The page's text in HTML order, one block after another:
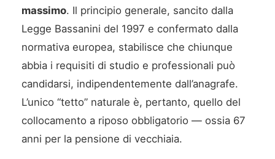
massimo. Il principio generale, sancito dalla
Legge Bassanini del 1997 e confermato dalla
normativa europea, stabilisce che chiunque
abbia i requisiti di studio e professionali può
candidarsi, indipendentemente dall’anagrafe.
L’unico “tetto” naturale è, pertanto, quello del
collocamento a riposo obbligatorio — ossia 67
anni per la pensione di vecchiaia.